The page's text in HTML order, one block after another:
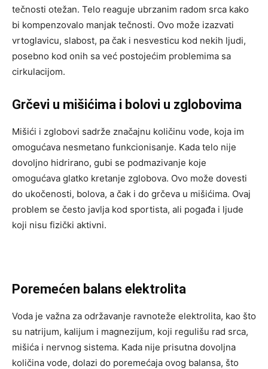
tečnosti otežan. Telo reaguje ubrzanim radom srca kako
bi kompenzovalo manjak tečnosti. Ovo može izazvati
vrtoglavicu, slabost, pa čak i nesvesticu kod nekih ljudi,
posebno kod onih sa već postojećim problemima sa
cirkulacijom.
Grčevi u mišićima i bolovi u zglobovima
Mišići i zglobovi sadrže značajnu količinu vode, koja im
omogućava nesmetano funkcionisanje. Kada telo nije
dovoljno hidrirano, gubi se podmazivanje koje
omogućava glatko kretanje zglobova. Ovo može dovesti
do ukočenosti, bolova, a čak i do grčeva u mišićima. Ovaj
problem se često javlja kod sportista, ali pogađa i ljude
koji nisu fizički aktivni.
Poremećen balans elektrolita
Voda je važna za održavanje ravnoteže elektrolita, kao što
su natrijum, kalijum i magnezijum, koji regulišu rad srca,
mišića i nervnog sistema. Kada nije prisutna dovoljna
količina vode, dolazi do poremećaja ovog balansa, što